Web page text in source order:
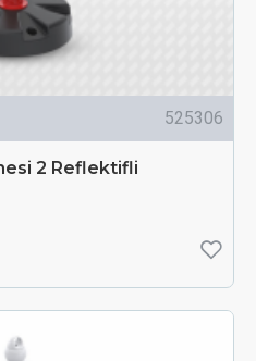
525306
2 Reflektifli